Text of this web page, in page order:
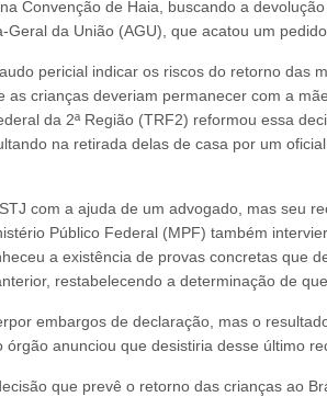
Convenção de Haia, buscando a
Geral da União (AGU), que acatou um
pericial indicar os riscos do retorno das
as crianças deveriam permanecer com a
da 2ª Região (TRF2) reformou essa
na retirada delas de casa por um
com a ajuda de um advogado, mas seu
Público Federal (MPF) também
a existência de provas concretas que
restabelecendo a determinação de
embargos de declaração, mas o
anunciou que desistiria desse último
que prevê o retorno das crianças ao